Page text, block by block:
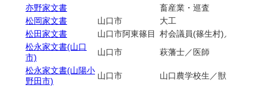
亦野家文書
畜産業・巡査
松岡家文書
山口市
大工
松田家文書
山口市阿東篠目
村会議員(篠生村)／農業
松永家文書(山口
市)
山口市
萩藩士／医師
松永家文書(山陽小
野田市)
山口市
山口農学校生／獣医師